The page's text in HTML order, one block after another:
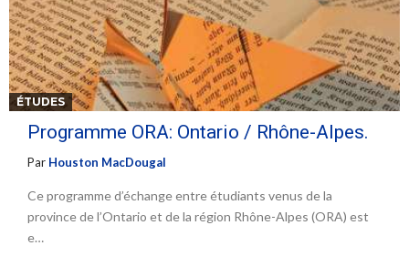
ÉTUDES
Programme ORA: Ontario / Rhône-Alpes.
Par Houston MacDougal
Ce programme d’échange entre étudiants venus de la
province de l’Ontario et de la région Rhône-Alpes (ORA) est
e…